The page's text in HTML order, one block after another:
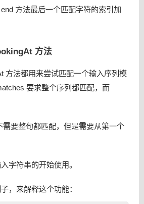
方法最后一个匹配字符的索引加
方法
方法都用来尝试匹配一个输入序列模
要求整个序列都匹配，而
需要整句都匹配，但是需要从第一个
字符串的开始使用。
，来解释这个功能：